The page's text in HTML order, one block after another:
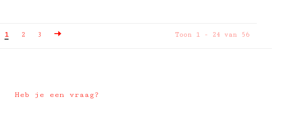
1 2 3 Toon 1 - 24 van 56
Heb je een vraag?